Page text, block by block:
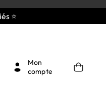
Mon
compte